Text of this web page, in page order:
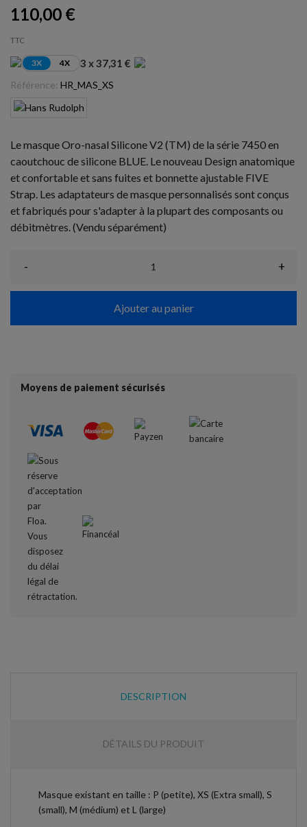
110,00 €
TTC
3X 4X 3 x 37,31 €
Référence: HR_MAS_XS
Le masque Oro-nasal Silicone V2 (TM) de la série 7450 en
caoutchouc de silicone BLUE. Le nouveau Design anatomique
et confortable et sans fuites et bonnette ajustable FIVE
Strap. Les adaptateurs de masque personnalisés sont conçus
et fabriqués pour s'adapter à la plupart des composants ou
débitmètres. (Vendu séparément)
- +
Ajouter au panier
Moyens de paiement sécurisés
DESCRIPTION
DÉTAILS DU PRODUIT
Masque existant en taille : P (petite), XS (Extra small), S
(small), M (médium) et L (large)